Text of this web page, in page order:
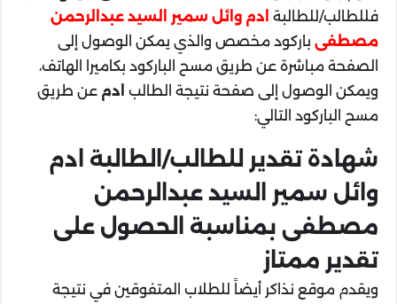
فللطالب/للطالبة ادم وائل سمير السيد عبدالرحمن
مصطفى باركود مخصص والذي يمكن الوصول إلى
الصفحة مباشرة عن طريق مسح الباركود بكاميرا الهاتف،
ويمكن الوصول إلى صفحة نتيجة الطالب ادم عن طريق
مسح الباركود التالي:
شهادة تقدير للطالب/الطالبة ادم
وائل سمير السيد عبدالرحمن
مصطفى بمناسبة الحصول على
تقدير ممتاز
ويقدم موقع نذاكر أيضاً للطلاب المتفوقين في نتيجة